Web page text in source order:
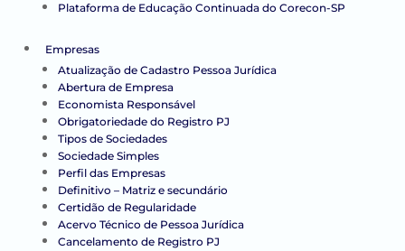
Plataforma de Educação Continuada do Corecon-SP
Empresas
Atualização de Cadastro Pessoa Jurídica
Abertura de Empresa
Economista Responsável
Obrigatoriedade do Registro PJ
Tipos de Sociedades
Sociedade Simples
Perfil das Empresas
Definitivo – Matriz e secundário
Certidão de Regularidade
Acervo Técnico de Pessoa Jurídica
Cancelamento de Registro PJ